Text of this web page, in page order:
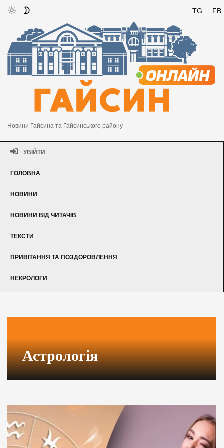
FB
TG
Новини Гайсина та Гайсинського району
УВІЙТИ
ГОЛОВНА
НОВИНИ
НОВИНИ ВІД ЧИТАЧІВ
ТЕКСТИ
ПРИВІТАННЯ ТА ПОЗДОРОВЛЕННЯ
НЕКРОЛОГИ
Астрологія